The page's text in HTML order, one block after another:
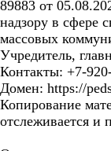
89883 от
надзору в сфере
массовых
Учредитель,
Контакты: +7-
Домен: https://
Копирование
отслеживается и